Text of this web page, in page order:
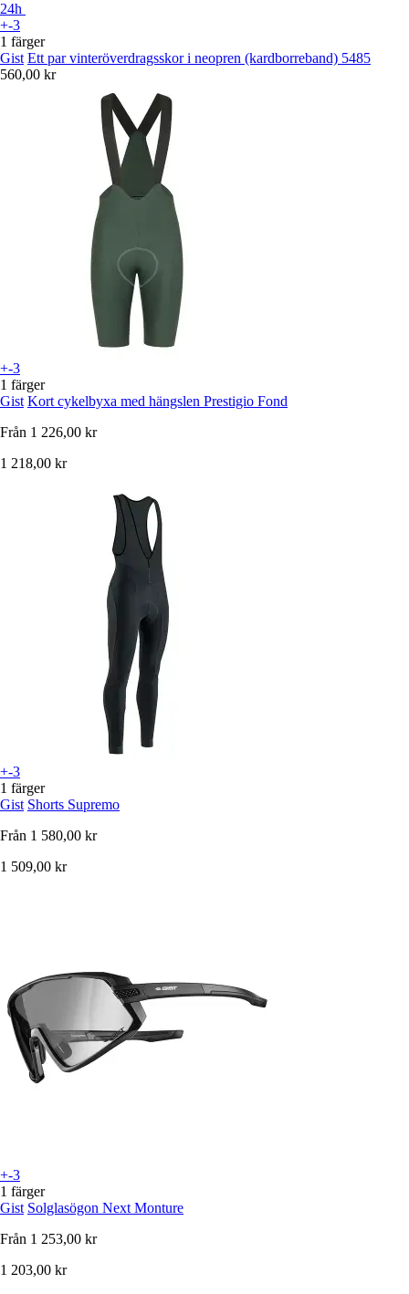
24h
+-3
1 färger
Gist Ett par vinteröverdragsskor i neopren (kardborreband) 5485
560,00 kr
+-3
1 färger
Gist Kort cykelbyxa med hängslen Prestigio Fond
Från 1 226,00 kr
1 218,00 kr
+-3
1 färger
Gist Shorts Supremo
Från 1 580,00 kr
1 509,00 kr
+-3
1 färger
Gist Solglasögon Next Monture
Från 1 253,00 kr
1 203,00 kr